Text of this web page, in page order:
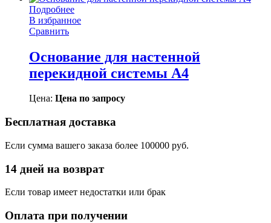
Подробнее
В избранное
Сравнить
Основание для настенной
перекидной системы А4
Цена: Цена по запросу
Бесплатная доставка
Если сумма вашего заказа более 100000 руб.
14 дней на возврат
Если товар имеет недостатки или брак
Оплата при получении